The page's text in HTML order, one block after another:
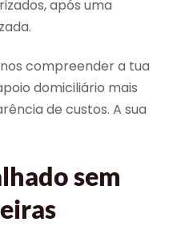
após uma
compreender a tua
domiciliário mais
de custos. A sua
sem